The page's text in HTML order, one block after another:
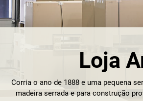
Loja
Corria o ano de 1888 e uma pequena
madeira serrada e para construção